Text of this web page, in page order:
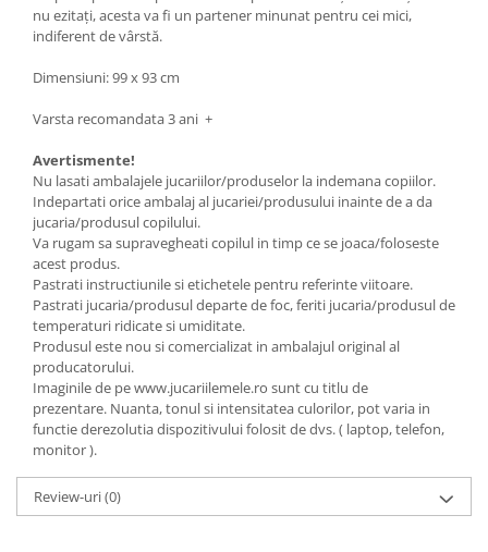
nu ezitați, acesta va fi un partener minunat pentru cei mici,
indiferent de vârstă.
Dimensiuni: 99 x 93 cm
Varsta recomandata 3 ani +
Avertismente!
Nu lasati ambalajele jucariilor/produselor la indemana copiilor.
Indepartati orice ambalaj al jucariei/produsului inainte de a da
jucaria/produsul copilului.
Va rugam sa supravegheati copilul in timp ce se joaca/foloseste
acest produs.
Pastrati instructiunile si etichetele pentru referinte viitoare.
Pastrati jucaria/produsul departe de foc, feriti jucaria/produsul de
temperaturi ridicate si umiditate.
Produsul este nou si comercializat in ambalajul original al
producatorului.
Imaginile de pe www.jucariilemele.ro sunt cu titlu de
prezentare. Nuanta, tonul si intensitatea culorilor, pot varia in
functie derezolutia dispozitivului folosit de dvs. ( laptop, telefon,
monitor ).
Review-uri(0)